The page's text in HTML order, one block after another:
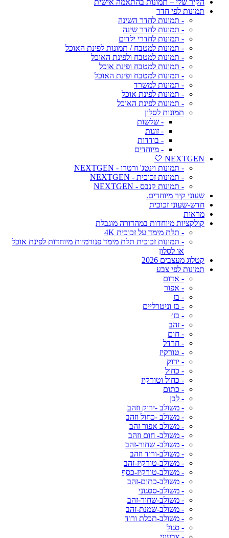
הקיר שלי – תמונות בהתאמה אישית
תמונות לפי חדר
- תמונות לחדר השינה
- תמונות לחדר שינה
- תמונות לחדרי ילדים
- תמונות למטבח / תמונות לפינת האוכל
- תמונות למטבח ולפינת האוכל
- תמונות למטבח ופינת אוכל
- תמונות למטבח ופינת האוכל
- תמונות למשרד
- תמונות לפינת אוכל
- תמונות לפינת האוכל
תמונות לסלון
- שלשות
- זוגות
- בודדות
- מיוחדים
NEXTGEN 🤍
- תמונות וינטג' ורטרו - NEXTGEN
- תמונות זכוכית - NEXTGEN
- תמונות קנבס - NEXTGEN
שעוני קיר מיוחדים.
חדש-שעוני זכוכית
מראות
קולקציות מיוחדות במהדורה מוגבלת
- תלת מימד על זכוכית 4K
- תמונות זכוכית תלת מימד פנורמיות מיוחדות לפינת אוכל
או לסלון
קטלוג מעצבים 2026
תמונות לפי צבע
- אדום
- אפור
- בז
- בז וניטרליים
- בז׳
- זהב
- חום
- חרדל
- טורקיז
- ירוק
- כחול
- כחול וטורקיז
- כתום
- לבן
- משולב -ירוק וזהב
- משולב -כחול וזהב
- משולב אפור זהב
- משולב- חום וזהב
- משולב- שחור-זהב
- משולב-ורוד וזהב
- משולב-טורקיז-זהב
- משולב-טורקיז-כסף
- משולב-כתום-זהב
- משולב-ססגוני
- משולב-שחור-זהב
- משולב-שמנת-זהב
- משולב-תכלת ורוד
- סגול